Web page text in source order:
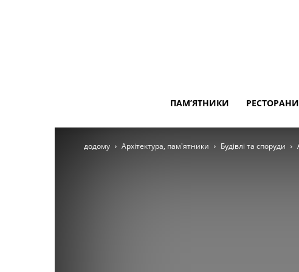
ПАМ’ЯТНИКИ РЕСТОРАНИ
додому Архітектура, пам'ятники Будівлі та споруди